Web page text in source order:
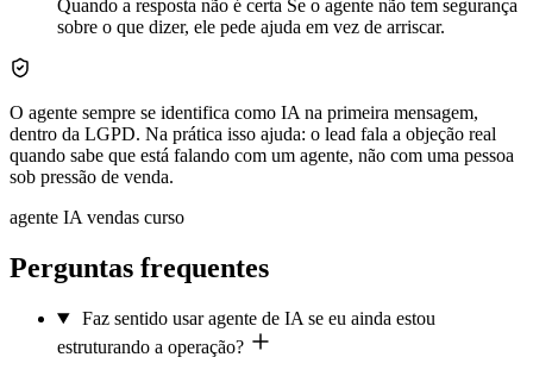
Quando a resposta não é certa Se o agente não tem segurança
sobre o que dizer, ele pede ajuda em vez de arriscar.
O agente sempre se identifica como IA na primeira mensagem,
dentro da LGPD. Na prática isso ajuda: o lead fala a objeção real
quando sabe que está falando com um agente, não com uma pessoa
sob pressão de venda.
agente IA vendas curso
Perguntas frequentes
Faz sentido usar agente de IA se eu ainda estou
estruturando a operação?